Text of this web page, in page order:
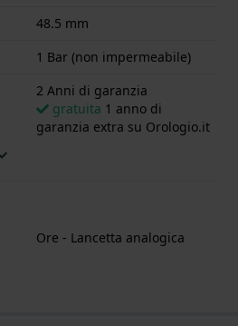
48.5 mm
1 Bar (non impermeabile)
2 Anni di garanzia
gratuita 1 anno di
garanzia extra su Orologio.it
Ore - Lancetta analogica